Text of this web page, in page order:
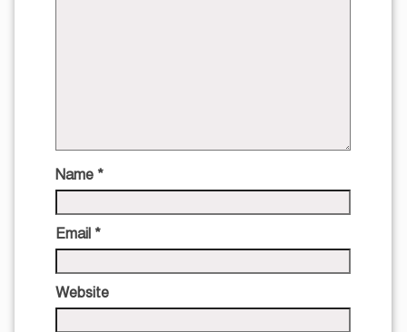
Name *
Email *
Website